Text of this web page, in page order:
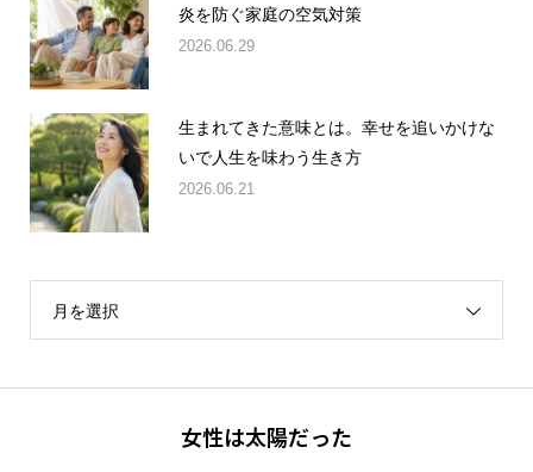
炎を防ぐ家庭の空気対策
2026.06.29
生まれてきた意味とは。幸せを追いかけな
いで人生を味わう生き方
2026.06.21
月を選択
女性は太陽だった